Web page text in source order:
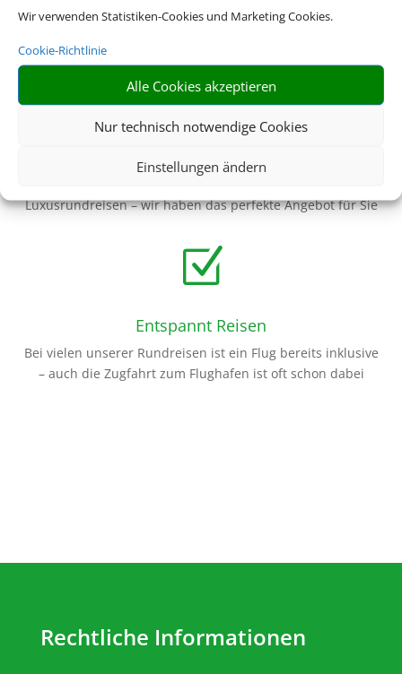
Wir verwenden Statistiken-Cookies und Marketing Cookies.
Cookie-Richtlinie
Alle Cookies akzeptieren
Nur technisch notwendige Cookies
Einstellungen ändern
Wählen Sie aus einer Vielzahl an Rundreiseangeboten
Z
Genau mein Ding
Luxusrundreisen – wir haben das perfekte Angebot für Sie
Z
Entspannt Reisen
Bei vielen unserer Rundreisen ist ein Flug bereits inklusive
– auch die Zugfahrt zum Flughafen ist oft schon dabei
Rechtliche Informationen